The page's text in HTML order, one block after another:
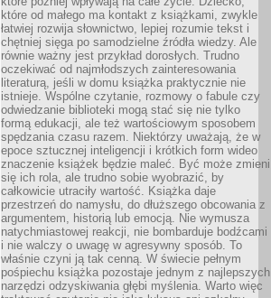
które od małego ma kontakt z książkami, zwykle
łatwiej rozwija słownictwo, lepiej rozumie tekst i
chętniej sięga po samodzielne źródła wiedzy. Ale
równie ważny jest przykład dorosłych. Trudno
oczekiwać od najmłodszych zainteresowania
literaturą, jeśli w domu książka praktycznie nie
istnieje. Wspólne czytanie, rozmowy o fabule czy
odwiedzanie biblioteki mogą stać się nie tylko
formą edukacji, ale też wartościowym sposobem
spędzania czasu razem. Niektórzy uważają, że w
epoce sztucznej inteligencji i krótkich form wideo
znaczenie książek będzie maleć. Być może zmieni
się ich rola, ale trudno sobie wyobrazić, by
całkowicie utraciły wartość. Książka daje
przestrzeń do namysłu, do dłuższego obcowania z
argumentem, historią lub emocją. Nie wymusza
natychmiastowej reakcji, nie bombarduje bodźcami
i nie walczy o uwagę w agresywny sposób. To
właśnie czyni ją tak cenną. W świecie pełnym
pośpiechu książka pozostaje jednym z najlepszych
narzędzi odzyskiwania głębi myślenia. Warto więc